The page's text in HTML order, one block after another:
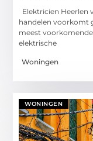
Elektricien Heerlen
handelen voorkomt
meest
elektrische
Woningen
WONINGEN